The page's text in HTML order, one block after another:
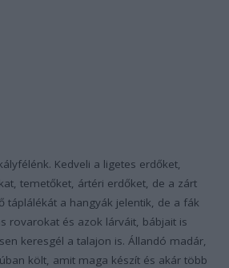
Kedveli a ligetes erdőket,
temetőket, ártéri erdőket, de a zárt
táplálékát a hangyák jelentik, de a fák
rovarokat és azok lárváit, bábjait is
keresgél a talajon is. Állandó madár,
költ, amit maga készít és akár több